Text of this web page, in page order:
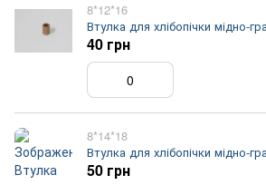
8*12*16
Втулка для хлібопічки мідно-
40 грн
8*14*18
Втулка для хлібопічки мідно-
50 грн